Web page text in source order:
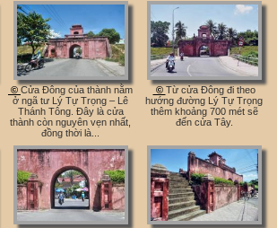
© Cửa Đông của thành nằm
ở ngã tư Lý Tự Trọng – Lê
Thánh Tông. Đây là cửa
thành còn nguyên vẹn nhất,
đồng thời là...
© Từ cửa Đông đi theo
hướng đường Lý Tự Trọng
thêm khoảng 700 mét sẽ
đến cửa Tây.